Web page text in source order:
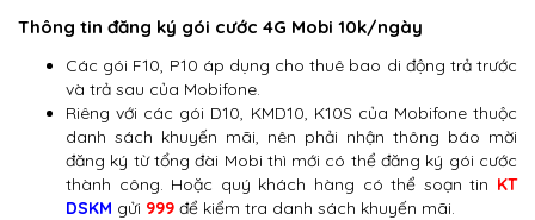
Thông tin đăng ký gói cước 4G Mobi 10k/ngày
Các gói F10, P10 áp dụng cho thuê bao di động trả trước
và trả sau của Mobifone.
Riêng với các gói D10, KMD10, K10S của Mobifone thuộc
danh sách khuyến mãi, nên phải nhận thông báo mời
đăng ký từ tổng đài Mobi thì mới có thể đăng ký gói cước
thành công. Hoặc quý khách hàng có thể soạn tin KT
DSKM gửi 999 để kiểm tra danh sách khuyến mãi.